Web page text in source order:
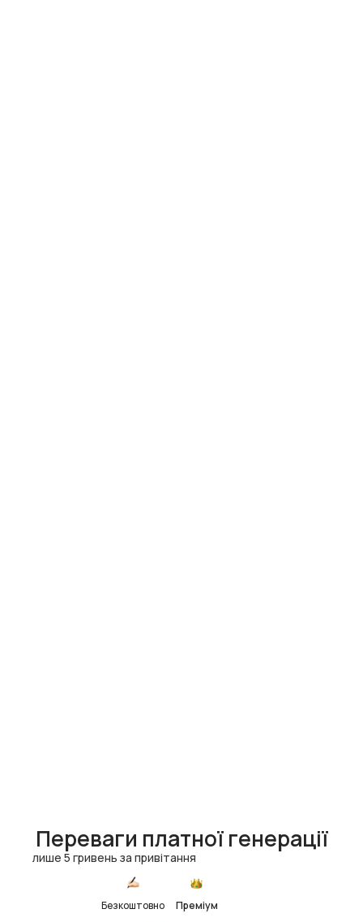
Переваги платної генерації
лише 5 гривень за привітання
Безкоштовно Преміум